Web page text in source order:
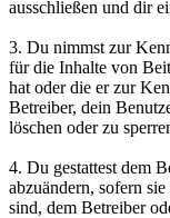
ausschließen und dir
3. Du nimmst zur
für die Inhalte von
hat oder die er zur
Betreiber, dein
löschen oder zu
4. Du gestattest dem
abzuändern, sofern
sind, dem Betreiber